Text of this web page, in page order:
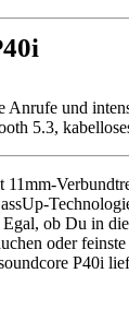
ob Du in
oder
P40i